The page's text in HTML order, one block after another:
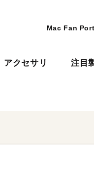
Mac Fan
アクセサリ 注目